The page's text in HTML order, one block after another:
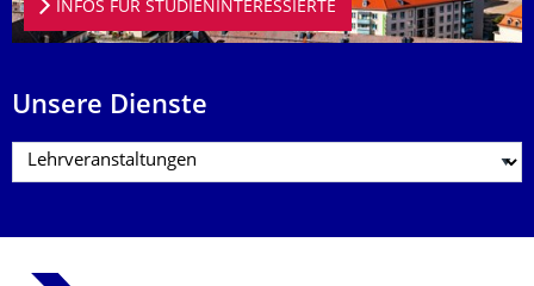
INFOS FÜR STUDIENINTERESSIERTE
Unsere Dienste